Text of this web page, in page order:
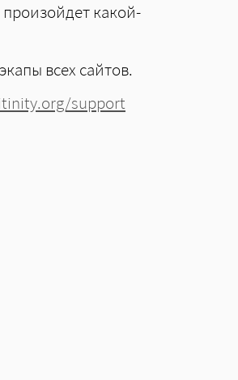
произойдет какой-
всех сайтов.
support